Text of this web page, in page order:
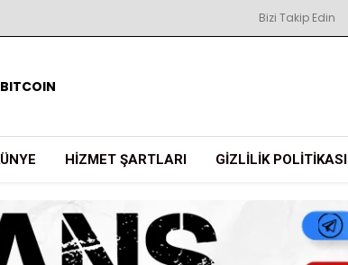
Bizi Takip Edin
BITCOIN
HIZMET ŞARTLARI GIZLILIK POLITIKASI